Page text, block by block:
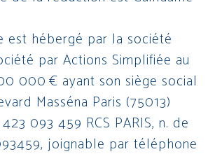
est hébergé par la société
par Actions Simplifiée au
000 € ayant son siège social
Masséna Paris (75013)
423 093 459 RCS PARIS, n. de
joignable par téléphone